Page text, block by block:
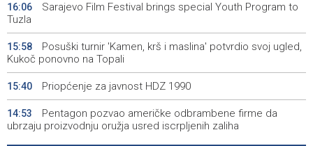
16:06
Sarajevo Film Festival brings special Youth Program to
Tuzla
15:58
Posuški turnir 'Kamen, krš i maslina' potvrdio svoj ugled,
Kukoč ponovno na Topali
15:40 Priopćenje za javnost HDZ 1990
14:53
Pentagon pozvao američke odbrambene firme da
ubrzaju proizvodnju oružja usred iscrpljenih zaliha